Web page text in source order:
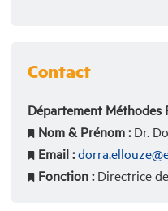
Contact
Département Méthodes
Nom & Prénom :Dr.
Email :
Fonction :Directrice